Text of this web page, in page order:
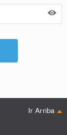
Ir Arriba